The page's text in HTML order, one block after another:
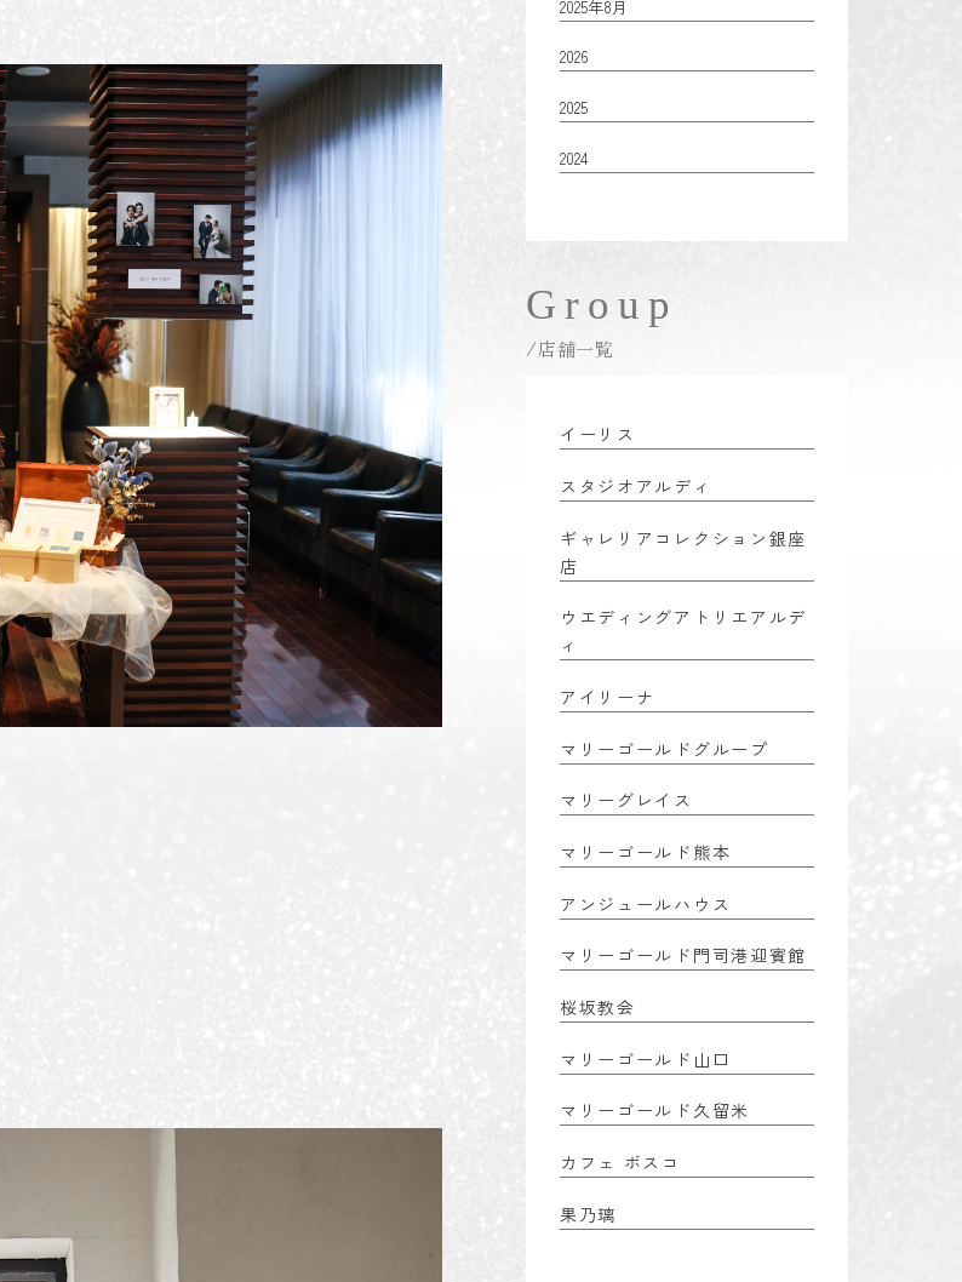
2025年8月
2026
2025
2024
Group
/店舗一覧
イーリス
スタジオアルディ
ギャレリアコレクション銀座
店
ウエディングアトリエアルデ
ィ
アイリーナ
マリーゴールドグループ
マリーグレイス
マリーゴールド熊本
アンジュールハウス
マリーゴールド門司港迎賓館
桜坂教会
マリーゴールド山口
マリーゴールド久留米
カフェ ボスコ
果乃璃